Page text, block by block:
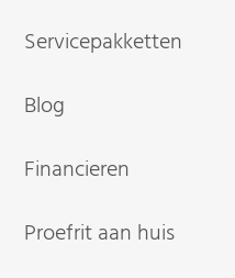
Servicepakketten
Blog
Financieren
Proefrit aan huis